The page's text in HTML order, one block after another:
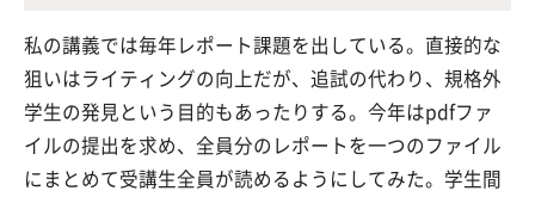
私の講義では毎年レポート課題を出している。直接的な
狙いはライティングの向上だが、追試の代わり、規格外
学生の発見という目的もあったりする。今年はpdfファ
イルの提出を求め、全員分のレポートを一つのファイル
にまとめて受講生全員が読めるようにしてみた。学生間